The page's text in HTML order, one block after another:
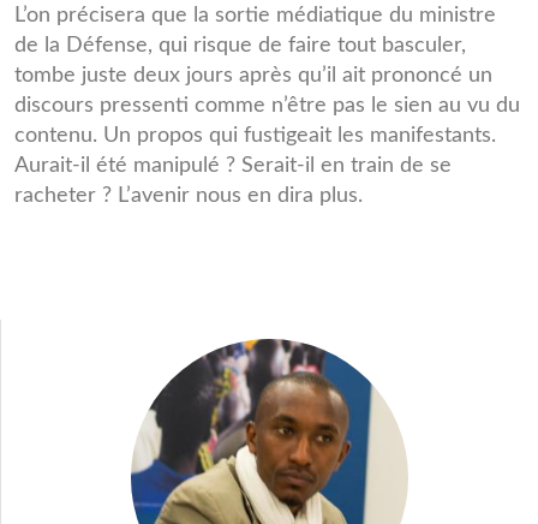
L’on précisera que la sortie médiatique du ministre
de la Défense, qui risque de faire tout basculer,
tombe juste deux jours après qu’il ait prononcé un
discours pressenti comme n’être pas le sien au vu du
contenu. Un propos qui fustigeait les manifestants.
Aurait-il été manipulé ? Serait-il en train de se
racheter ? L’avenir nous en dira plus.